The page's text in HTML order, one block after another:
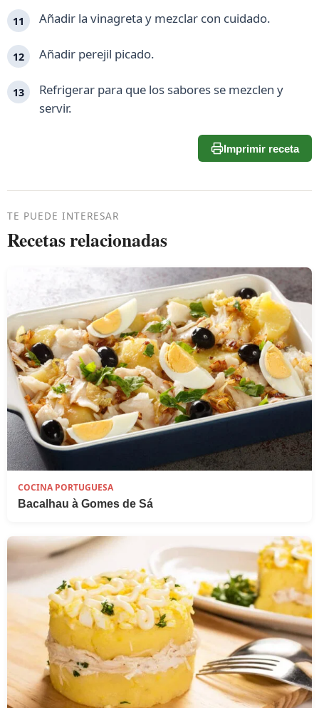
Añadir la vinagreta y mezclar con cuidado.
Añadir perejil picado.
Refrigerar para que los sabores se mezclen y
servir.
Imprimir receta
TE PUEDE INTERESAR
Recetas relacionadas
COCINA PORTUGUESA
Bacalhau à Gomes de Sá